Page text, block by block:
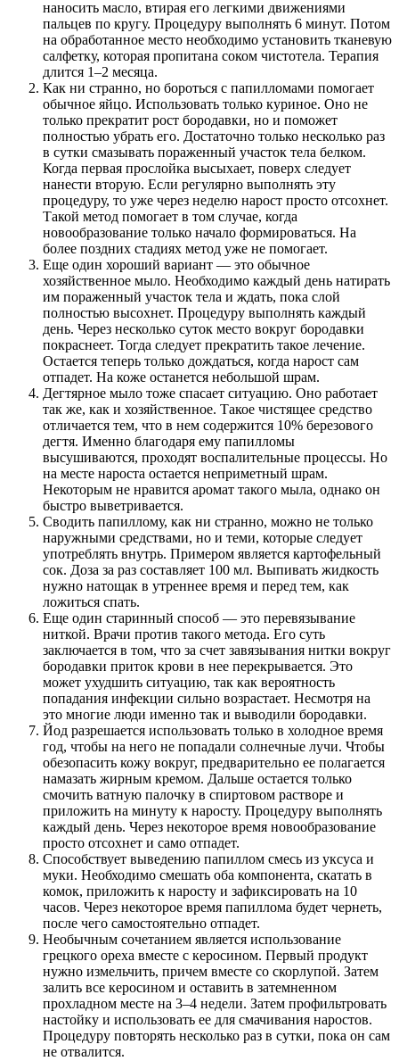
наносить масло, втирая его легкими движениями
пальцев по кругу. Процедуру выполнять 6 минут. Потом
на обработанное место необходимо установить тканевую
салфетку, которая пропитана соком чистотела. Терапия
длится 1–2 месяца.
Как ни странно, но бороться с папилломами помогает
обычное яйцо. Использовать только куриное. Оно не
только прекратит рост бородавки, но и поможет
полностью убрать его. Достаточно только несколько раз
в сутки смазывать пораженный участок тела белком.
Когда первая прослойка высыхает, поверх следует
нанести вторую. Если регулярно выполнять эту
процедуру, то уже через неделю нарост просто отсохнет.
Такой метод помогает в том случае, когда
новообразование только начало формироваться. На
более поздних стадиях метод уже не помогает.
Еще один хороший вариант — это обычное
хозяйственное мыло. Необходимо каждый день натирать
им пораженный участок тела и ждать, пока слой
полностью высохнет. Процедуру выполнять каждый
день. Через несколько суток место вокруг бородавки
покраснеет. Тогда следует прекратить такое лечение.
Остается теперь только дождаться, когда нарост сам
отпадет. На коже останется небольшой шрам.
Дегтярное мыло тоже спасает ситуацию. Оно работает
так же, как и хозяйственное. Такое чистящее средство
отличается тем, что в нем содержится 10% березового
дегтя. Именно благодаря ему папилломы
высушиваются, проходят воспалительные процессы. Но
на месте нароста остается неприметный шрам.
Некоторым не нравится аромат такого мыла, однако он
быстро выветривается.
Сводить папиллому, как ни странно, можно не только
наружными средствами, но и теми, которые следует
употреблять внутрь. Примером является картофельный
сок. Доза за раз составляет 100 мл. Выпивать жидкость
нужно натощак в утреннее время и перед тем, как
ложиться спать.
Еще один старинный способ — это перевязывание
ниткой. Врачи против такого метода. Его суть
заключается в том, что за счет завязывания нитки вокруг
бородавки приток крови в нее перекрывается. Это
может ухудшить ситуацию, так как вероятность
попадания инфекции сильно возрастает. Несмотря на
это многие люди именно так и выводили бородавки.
Йод разрешается использовать только в холодное время
год, чтобы на него не попадали солнечные лучи. Чтобы
обезопасить кожу вокруг, предварительно ее полагается
намазать жирным кремом. Дальше остается только
смочить ватную палочку в спиртовом растворе и
приложить на минуту к наросту. Процедуру выполнять
каждый день. Через некоторое время новообразование
просто отсохнет и само отпадет.
Способствует выведению папиллом смесь из уксуса и
муки. Необходимо смешать оба компонента, скатать в
комок, приложить к наросту и зафиксировать на 10
часов. Через некоторое время папиллома будет чернеть,
после чего самостоятельно отпадет.
Необычным сочетанием является использование
грецкого ореха вместе с керосином. Первый продукт
нужно измельчить, причем вместе со скорлупой. Затем
залить все керосином и оставить в затемненном
прохладном месте на 3–4 недели. Затем профильтровать
настойку и использовать ее для смачивания наростов.
Процедуру повторять несколько раз в сутки, пока он сам
не отвалится.